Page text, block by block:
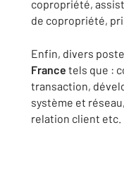
copropriété,
de copropriété,
Enfin, divers
France tels que :
transaction,
système et réseau,
relation client etc.